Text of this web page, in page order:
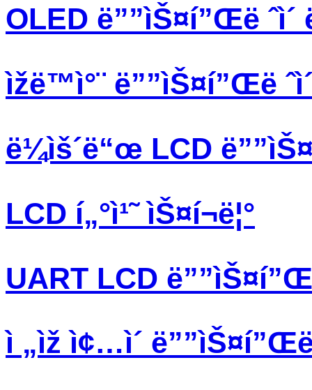
OLED ë””ìŠ¤í”Œë ˆì´
ìžë™ì°¨ ë””ìŠ¤í”Œë
ë¼ìš´ë“œ LCD
LCD í„°ì¹˜ ìŠ¤í¬ë¦°
UART LCD ë””ìŠ¤í”Œë
ì „ìž ì¢…ì´ ë””ìŠ¤í”Œë